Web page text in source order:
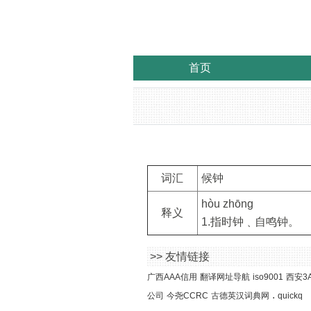
首页
词汇 候钟
释义
hòu zhōng
1.指时钟﹑自鸣钟。
>> 友情链接
广西AAA信用 翻译网址导航 iso9001 西安
公司 今尧CCRC 古德英汉词典网 . quickq